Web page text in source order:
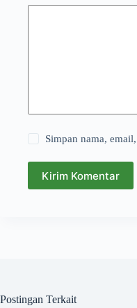
Simpan nama,
Kirim Komentar
Postingan Terkait